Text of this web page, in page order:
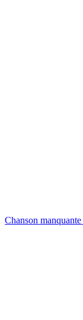
Chanson